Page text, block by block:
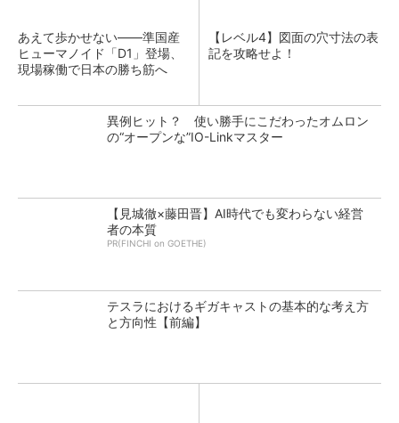
あえて歩かせない――準国産
ヒューマノイド「D1」登場、
現場稼働で日本の勝ち筋へ
【レベル4】図面の穴寸法の表
記を攻略せよ！
異例ヒット？ 使い勝手にこだわったオムロン
の“オープンな”IO-Linkマスター
【見城徹×藤田晋】AI時代でも変わらない経営
者の本質
PR(FINCHI on GOETHE)
テスラにおけるギガキャストの基本的な考え方
と方向性【前編】